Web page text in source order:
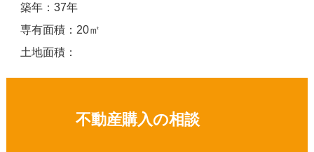
築年：37年
専有面積：20㎡
土地面積：
不動産購入の相談